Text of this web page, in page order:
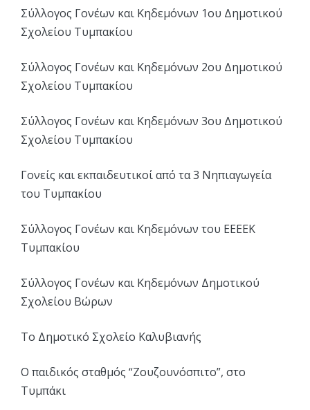
Σύλλογος Γονέων και Κηδεμόνων 1ου Δημοτικού
Σχολείου Τυμπακίου
Σύλλογος Γονέων και Κηδεμόνων 2ου Δημοτικού
Σχολείου Τυμπακίου
Σύλλογος Γονέων και Κηδεμόνων 3ου Δημοτικού
Σχολείου Τυμπακίου
Γονείς και εκπαιδευτικοί από τα 3 Νηπιαγωγεία
του Τυμπακίου
Σύλλογος Γονέων και Κηδεμόνων του ΕΕΕΕΚ
Τυμπακίου
Σύλλογος Γονέων και Κηδεμόνων Δημοτικού
Σχολείου Βώρων
Το Δημοτικό Σχολείο Καλυβιανής
Ο παιδικός σταθμός “Ζουζουνόσπιτο”, στο
Τυμπάκι